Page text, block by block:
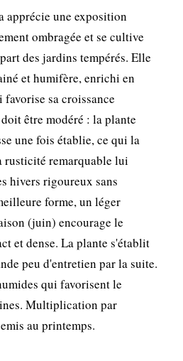
apprécie une exposition
ombragée et se cultive
des jardins tempérés. Elle
et humifère, enrichi en
sa croissance
être modéré : la plante
une fois établie, ce qui la
rusticité remarquable lui
hivers rigoureux sans
forme, un léger
(juin) encourage le
et dense. La plante s'établit
peu d'entretien par la suite.
qui favorisent le
Multiplication par
au printemps.